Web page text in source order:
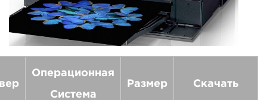
Операционная
Система
Размер Скачать